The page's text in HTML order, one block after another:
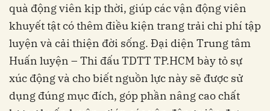
quà động viên kịp thời, giúp các vận động viên
khuyết tật có thêm điều kiện trang trải chi phí tập
luyện và cải thiện đời sống. Đại diện Trung tâm
Huấn luyện – Thi đấu TDTT TP.HCM bày tỏ sự
xúc động và cho biết nguồn lực này sẽ được sử
dụng đúng mục đích, góp phần nâng cao chất